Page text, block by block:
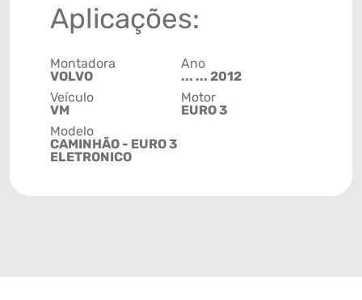
Aplicações:
Montadora
VOLVO
Veículo
VM
Modelo
CAMINHÃO - EURO 3
ELETRONICO
Ano
... ... 2012
Motor
EURO 3